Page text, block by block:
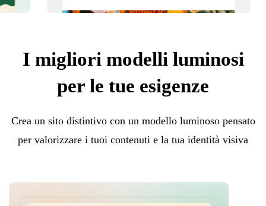
I migliori modelli luminosi
per le tue esigenze
Crea un sito distintivo con un modello luminoso pensato
per valorizzare i tuoi contenuti e la tua identità visiva